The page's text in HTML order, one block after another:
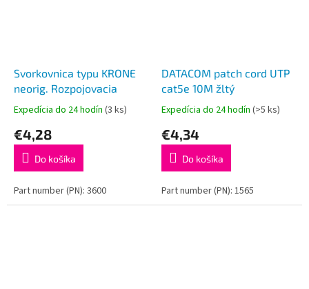
Svorkovnica typu KRONE
neorig. Rozpojovacia
Expedícia do 24 hodín (3 ks)
€4,28
Do košíka
Part number (PN): 3600
DATACOM patch cord UTP
cat5e 10M žltý
Expedícia do 24 hodín (>5 ks)
€4,34
Do košíka
Part number (PN): 1565